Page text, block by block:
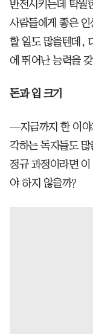
반전시키는데 탁월
사람들에게 좋은
할 일도 많을텐데,
에 뛰어난 능력을
돈과 입 크기
—지금까지 한 이야
각하는 독자들도
정규 과정이라면
야 하지 않을까?